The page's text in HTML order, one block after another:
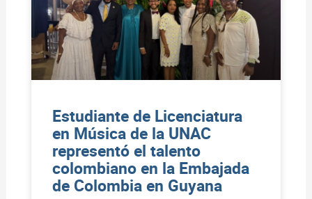
Estudiante de Licenciatura
en Música de la UNAC
representó el talento
colombiano en la Embajada
de Colombia en Guyana